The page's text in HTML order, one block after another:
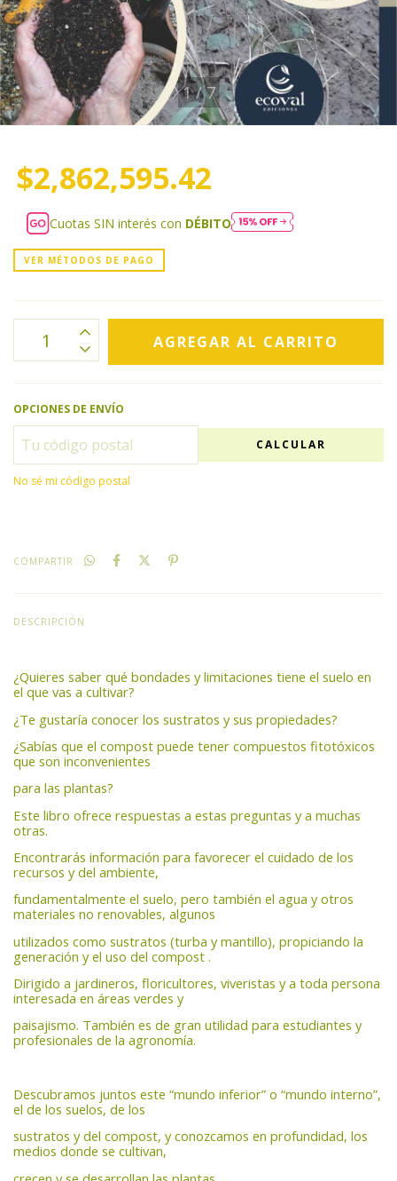
1/7
$2,862,595.42
Cuotas SIN interés con DÉBITO
VER MÉTODOS DE PAGO
OPCIONES DE ENVÍO
CALCULAR
No sé mi código postal
COMPARTIR
DESCRIPCIÓN
¿Quieres saber qué bondades y limitaciones tiene el suelo en
el que vas a cultivar?
¿Te gustaría conocer los sustratos y sus propiedades?
¿Sabías que el compost puede tener compuestos fitotóxicos
que son inconvenientes
para las plantas?
Este libro ofrece respuestas a estas preguntas y a muchas
otras.
Encontrarás información para favorecer el cuidado de los
recursos y del ambiente,
fundamentalmente el suelo, pero también el agua y otros
materiales no renovables, algunos
utilizados como sustratos (turba y mantillo), propiciando la
generación y el uso del compost .
Dirigido a jardineros, floricultores, viveristas y a toda persona
interesada en áreas verdes y
paisajismo. También es de gran utilidad para estudiantes y
profesionales de la agronomía.
Descubramos juntos este “mundo inferior” o “mundo interno”,
el de los suelos, de los
sustratos y del compost, y conozcamos en profundidad, los
medios donde se cultivan,